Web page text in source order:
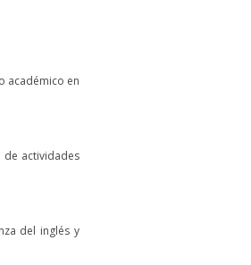
académico en
actividades
del inglés y